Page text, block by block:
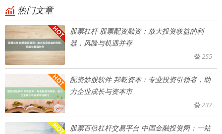
热门文章
股票杠杆 股票配资融资：放大投资收益的利
器，风险与机遇并存
255
配资炒股软件 邦乾资本：专业投资引领者，助
力企业成长与资本市
237
股票百倍杠杆交易平台 中国金融投资网：一站